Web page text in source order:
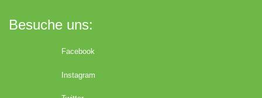
Besuche uns:
Facebook
Instagram